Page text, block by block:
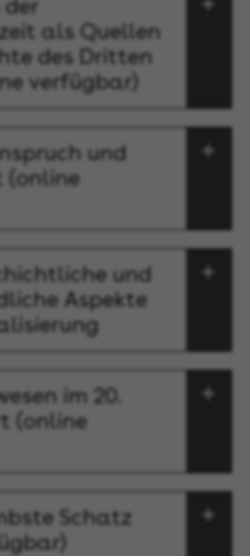
als Quellen
des Dritten
verfügbar)
und
(online
und
Aspekte
im 20.
(online
Schatz